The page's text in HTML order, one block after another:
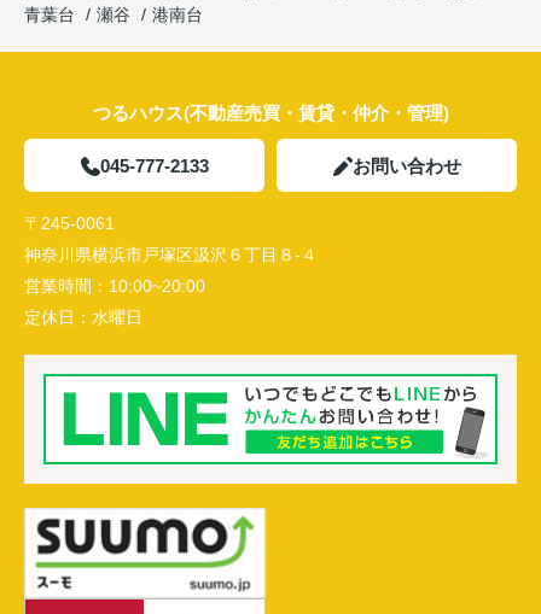
青葉台
瀬谷 港南台
つるハウス(不動産売買・賃貸・仲介・管理)
045-777-2133 お問い合わせ
〒245-0061
神奈川県横浜市戸塚区汲沢６丁目８-４
営業時間： 10:00~20:00
定休日： 水曜日